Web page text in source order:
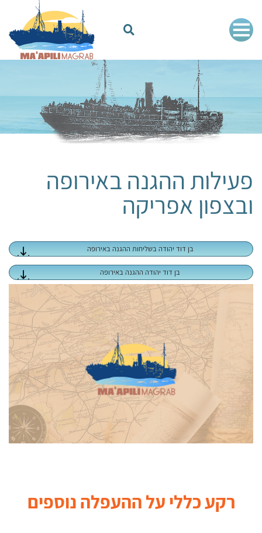
פעילות ההגנה באירופה
ובצפון אפריקה
בן דוד יהודה בשליחות ההגנה באירופה
בן דוד יהודה ההגנה באירופה
רקע כללי על ההעפלהנוספים